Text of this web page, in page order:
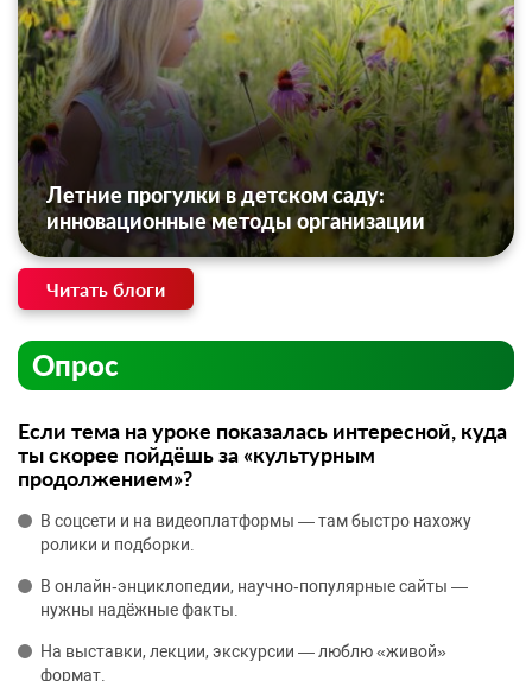
Летние прогулки в детском саду:
инновационные методы организации
Читать блоги
Опрос
Если тема на уроке показалась интересной, куда
ты скорее пойдёшь за «культурным
продолжением»?
В соцсети и на видеоплатформы — там быстро нахожу
ролики и подборки.
В онлайн‑энциклопедии, научно‑популярные сайты —
нужны надёжные факты.
На выставки, лекции, экскурсии — люблю «живой»
формат.